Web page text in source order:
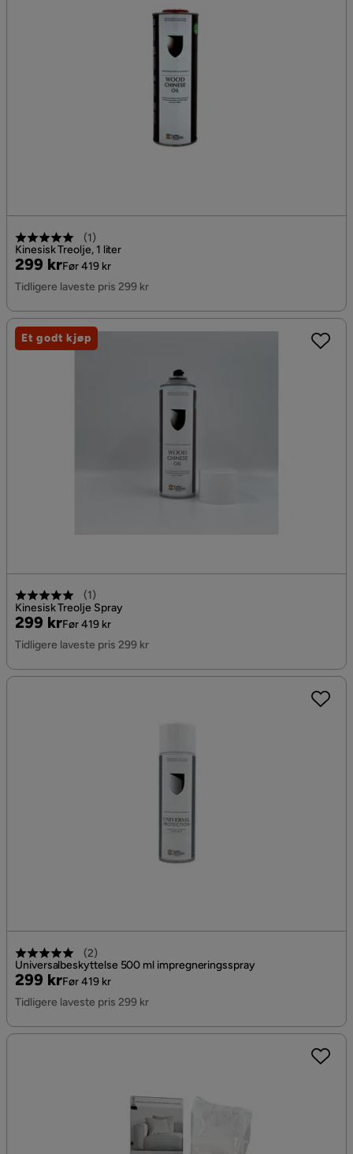
(1)
Kinesisk Treolje, 1 liter
Pris
299 kr
Original
Pris
Før 419 kr
Tidligere laveste pris 299 kr
(1)
Kinesisk Treolje Spray
Pris
299 kr
Original
Pris
Før 419 kr
Tidligere laveste pris 299 kr
Et godt kjøp
(2)
Universalbeskyttelse 500 ml impregneringsspray
Pris
299 kr
Original
Pris
Før 419 kr
Tidligere laveste pris 299 kr